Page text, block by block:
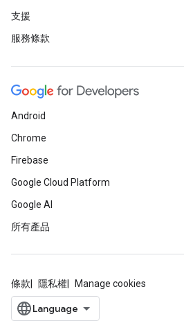
支援
服務條款
Android
Chrome
Firebase
Google Cloud Platform
Google AI
所有產品
條款 隱私權 Manage cookies